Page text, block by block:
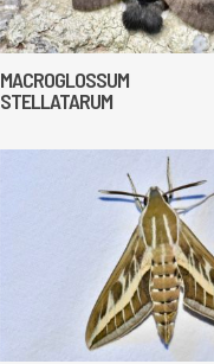
MACROGLOSSUM
STELLATARUM